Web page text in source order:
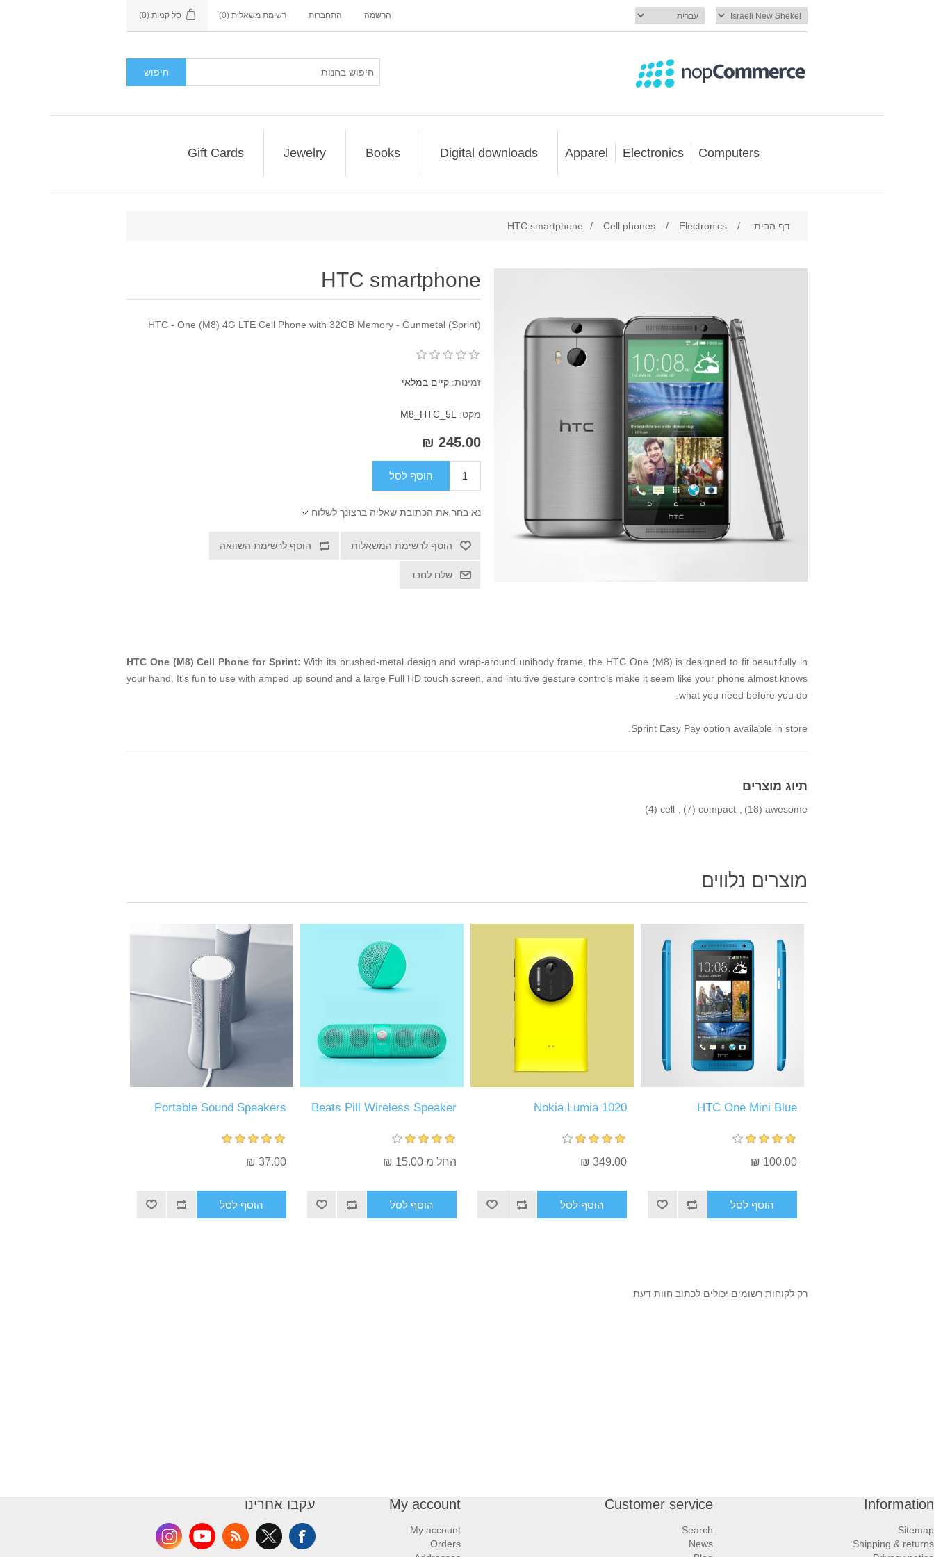
הרשמה התחברות רשימת משאלות (0) סל קניות (0)
חיפוש
Computers
Electronics
Apparel
Digital downloads
Books
Jewelry
Gift Cards
דף הבית /
Electronics
/
Cell phones
/
HTC smartphone
HTC smartphone
HTC - One (M8) 4G LTE Cell Phone with 32GB Memory - Gunmetal (Sprint)
זמינות: קיים במלאי
מקט: M8_HTC_5L
245.00 ₪
הוסף לסל
נא בחר את הכתובת שאליה ברצונך לשלוח
הוסף לרשימת המשאלות הוסף לרשימת השוואה
שלח לחבר
HTC One (M8) Cell Phone for Sprint: With its brushed-metal design and wrap-around unibody frame, the HTC One (M8) is designed to fit beautifully in
your hand. It's fun to use with amped up sound and a large Full HD touch screen, and intuitive gesture controls make it seem like your phone almost knows
what you need before you do.
Sprint Easy Pay option available in store.
תיוג מוצרים
awesome
(18)
,
compact
(7)
,
cell
(4)
מוצרים נלווים
HTC One Mini Blue
100.00 ₪
הוסף לסל
Nokia Lumia 1020
349.00 ₪
הוסף לסל
Beats Pill Wireless Speaker
החל מ 15.00 ₪
הוסף לסל
Portable Sound Speakers
37.00 ₪
הוסף לסל
רק לקוחות רשומים יכולים לכתוב חוות דעת
Information
Sitemap
Shipping & returns
Customer service
Search
News
My account
My account
Orders
עקבו אחרינו